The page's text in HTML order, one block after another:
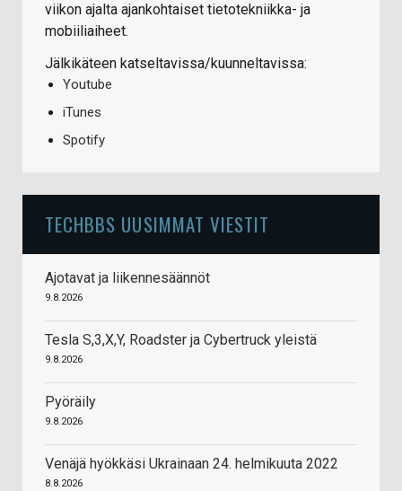
viikon ajalta ajankohtaiset tietotekniikka- ja
mobiiliaiheet.
Jälkikäteen katseltavissa/kuunneltavissa:
Youtube
iTunes
Spotify
TECHBBS UUSIMMAT VIESTIT
Ajotavat ja liikennesäännöt
9.8.2026
Tesla S,3,X,Y, Roadster ja Cybertruck yleistä
9.8.2026
Pyöräily
9.8.2026
Venäjä hyökkäsi Ukrainaan 24. helmikuuta 2022
8.8.2026